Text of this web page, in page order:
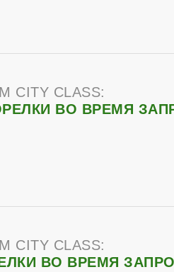
CITY CLASS:
ВО ВРЕМЯ
CITY CLASS:
ВО ВРЕМЯ